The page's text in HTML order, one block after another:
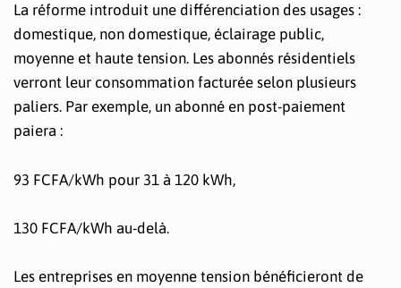
La réforme introduit une différenciation des usages :
domestique, non domestique, éclairage public,
moyenne et haute tension. Les abonnés résidentiels
verront leur consommation facturée selon plusieurs
paliers. Par exemple, un abonné en post-paiement
paiera :
93 FCFA/kWh pour 31 à 120 kWh,
130 FCFA/kWh au-delà.
Les entreprises en moyenne tension bénéficieront de